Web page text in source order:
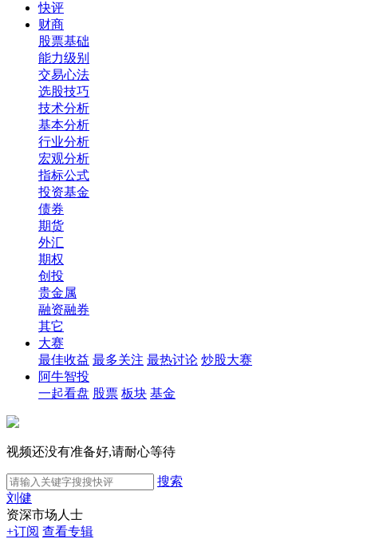
快评
财商
股票基础
能力级别
交易心法
选股技巧
技术分析
基本分析
行业分析
宏观分析
指标公式
投资基金
债券
期货
外汇
期权
创投
贵金属
融资融券
其它
大赛
最佳收益 最多关注 最热讨论 炒股大赛
阿牛智投
一起看盘 股票 板块 基金
视频还没有准备好,请耐心等待
搜索
刘健
资深市场人士
+订阅 查看专辑